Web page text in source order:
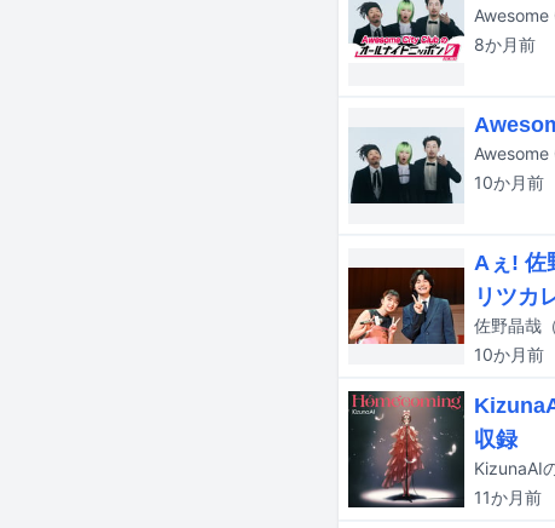
8か月前
10か月前
Aぇ! 佐
リツカ
10か月前
収録
11か月前